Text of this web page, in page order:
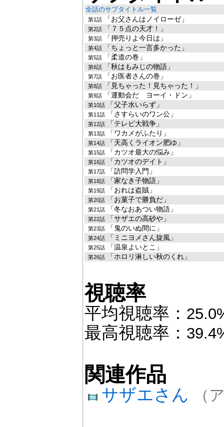
全話のサブタイトル一覧
第1話 「お父さんはノイローゼ」
第2話 「７５点の天才！」
第3話 「押売りよ今日は」
第4話 「ちょっと一言多かった」
第5話 「柔道の巻」
第6話 「秋はもみじの物語」
第7話 「お医者さんの巻」
第8話 「見ちゃった！見ちゃった！」
第9話 「運動会だ ヨーイ・ドン」
第10話 「父子水いらず」
第11話 「さすらいのワン公」
第12話 「テレビ大戦争」
第13話 「ワカメがふたり」
第14話 「天高くライオン肥ゆ」
第15話 「カツオ最大の悩み」
第16話 「カツオのデイト」
第17話 「訪問学入門」
第18話 「家なき子物語」
第19話 「おれは盗賊」
第20話 「お菓子で勝負だ」
第21話 「冬なおあつい物語」
第22話 「サザエの高砂や」
第23話 「鬼のいぬ間に」
第24話 「ミニヨメさん旋風」
第25話 「温泉よいとこ」
第26話 「ホロリ淋しい秋のくれ」
視聴率
平均視聴率：
最高視聴率：
関連作品
サザエさん （